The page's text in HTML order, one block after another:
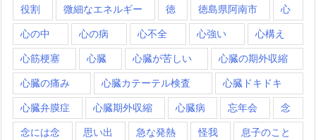
役割 微細なエネルギー 徳 徳島県阿南市 心
心の中 心の病 心不全 心強い 心構え
心筋梗塞 心臓 心臓が苦しい 心臓の期外収縮
心臓の痛み 心臓カテーテル検査 心臓ドキドキ
心臓弁膜症 心臓期外収縮 心臓病 忘年会 念
念には念 思い出 急な発熱 怪我 息子のこと